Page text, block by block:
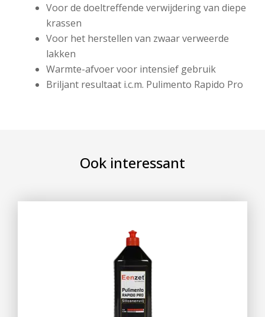
Voor de doeltreffende verwijdering van diepe
krassen
Voor het herstellen van zwaar verweerde
lakken
Warmte-afvoer voor intensief gebruik
Briljant resultaat i.c.m. Pulimento Rapido Pro
Ook interessant